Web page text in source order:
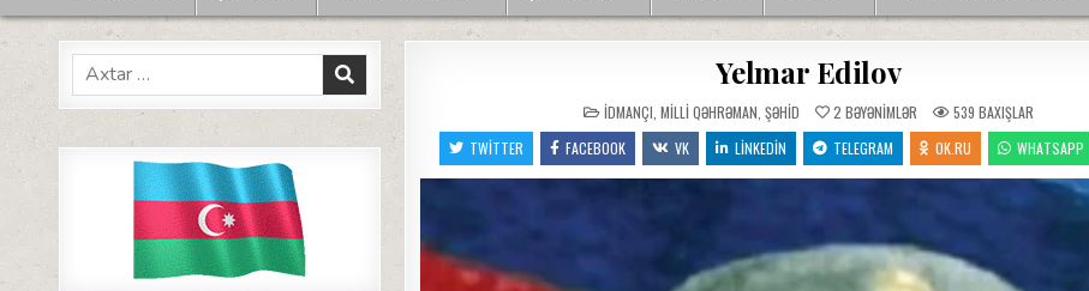
Yelmar Edilov
POSTED
IN
İDMANÇI MILLI QƏHRƏMAN ŞƏHID 2 BƏYƏNIMLƏR 539 BAXIŞLAR
TWITTER
FACEBOOK VK LINKEDIN TELEGRAM OK.RU WHATSAPP
Search
for: